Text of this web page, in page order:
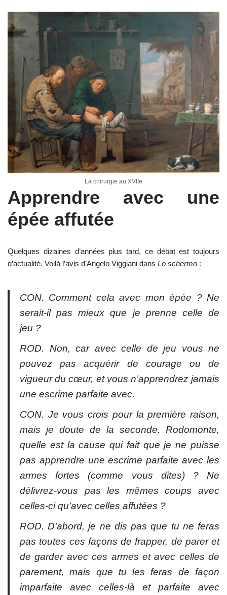
La chirurgie au XVIIe
Apprendre avec une
épée affutée
Quelques dizaines d’années plus tard, ce débat est toujours
d’actualité. Voilà l’avis d’Angelo Viggiani dans Lo schermo :
CON. Comment cela avec mon épée ? Ne
serait-il pas mieux que je prenne celle de
jeu ?
ROD. Non, car avec celle de jeu vous ne
pouvez pas acquérir de courage ou de
vigueur du cœur, et vous n’apprendrez jamais
une escrime parfaite avec.
CON. Je vous crois pour la première raison,
mais je doute de la seconde. Rodomonte,
quelle est la cause qui fait que je ne puisse
pas apprendre une escrime parfaite avec les
armes fortes (comme vous dites) ? Ne
délivrez-vous pas les mêmes coups avec
celles-ci qu’avec celles affutées ?
ROD. D’abord, je ne dis pas que tu ne feras
pas toutes ces façons de frapper, de parer et
de garder avec ces armes et avec celles de
parement, mais que tu les feras de façon
imparfaite avec celles-là et parfaite avec